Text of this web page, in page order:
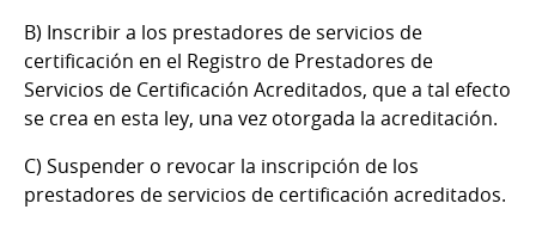
B) Inscribir a los prestadores de servicios de
certificación en el Registro de Prestadores de
Servicios de Certificación Acreditados, que a tal efecto
se crea en esta ley, una vez otorgada la acreditación.
C) Suspender o revocar la inscripción de los
prestadores de servicios de certificación acreditados.